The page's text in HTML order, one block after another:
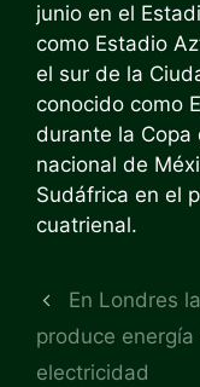
junio en el
como Estadio
el sur de la
conocido como
durante la Copa
nacional de
Sudáfrica en el
cuatrienal.
En Londres
produce
electricidad